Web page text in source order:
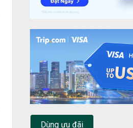
Dùng ưu đãi